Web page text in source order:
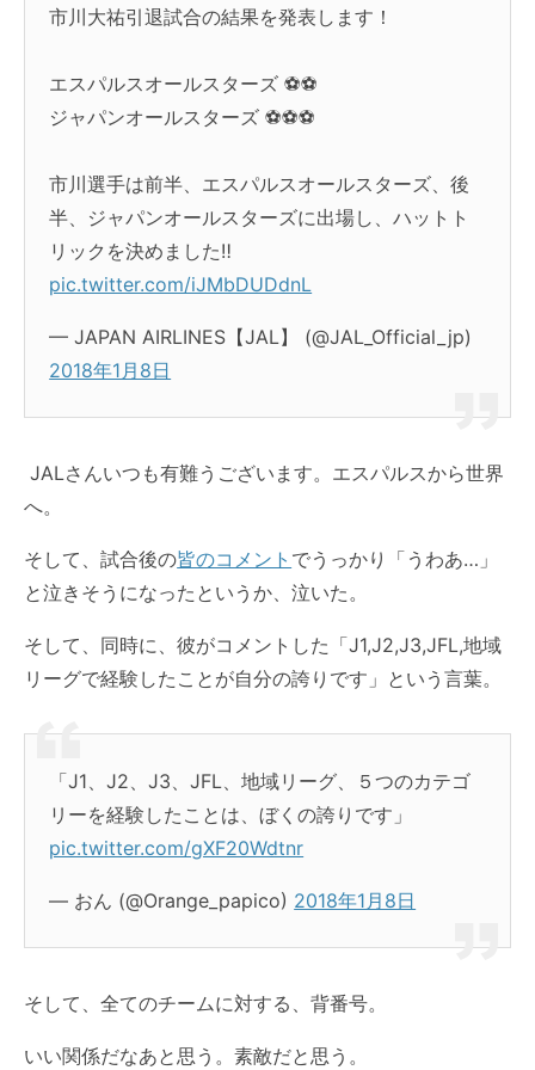
市川大祐引退試合の結果を発表します！
エスパルスオールスターズ ⚽️⚽️
ジャパンオールスターズ ⚽️⚽️⚽️
市川選手は前半、 エスパルスオールスターズ、後
半、ジャパンオールスターズに出場し、ハットト
リック を決めました‼️
pic.twitter.com/iJMbDUDdnL
— JAPAN AIRLINES【JAL】 (@JAL _Official_jp)
2018年1月8日
JALさんいつも有難うございます。 エスパルスから世界
へ。
そして、試合後の皆のコメント でうっかり「うわあ…」
と泣きそうになったというか、泣いた。
そして、同時に、彼がコメントした「J1,J2,J3,JFL,地域
リーグで経験したことが自分の誇りです」という言葉。
「J1、J2、J3、JFL、地域リーグ、５つのカテゴ
リーを経験したことは、ぼくの誇りです」
pic.twitter.com/gXF20Wdtnr
— おん (@Orange_papico) 2018年1月8日
そして、全てのチームに対する、背番号。
いい関係だなあと思う。素敵だと思う。